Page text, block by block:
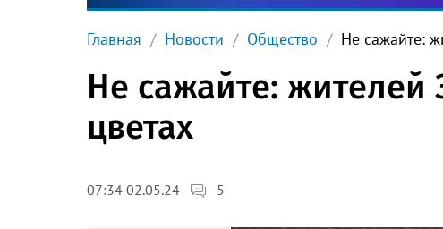
Главная Новости Общество Не сажайте:
Не сажайте: жителей
цветах
07:34 02.05.24 5